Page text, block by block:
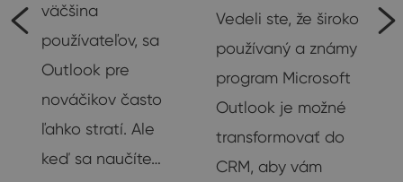
väčšina
používateľov, sa
Outlook pre
nováčikov často
ľahko stratí. Ale
keď sa naučíte…
Vedeli ste, že široko
používaný a známy
program Microsoft
Outlook je možné
transformovať do
CRM, aby vám